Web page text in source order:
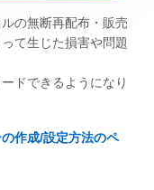
の無断再配布・販売
て生じた損害や問題
ドできるようになり
作成/設定方法のペ